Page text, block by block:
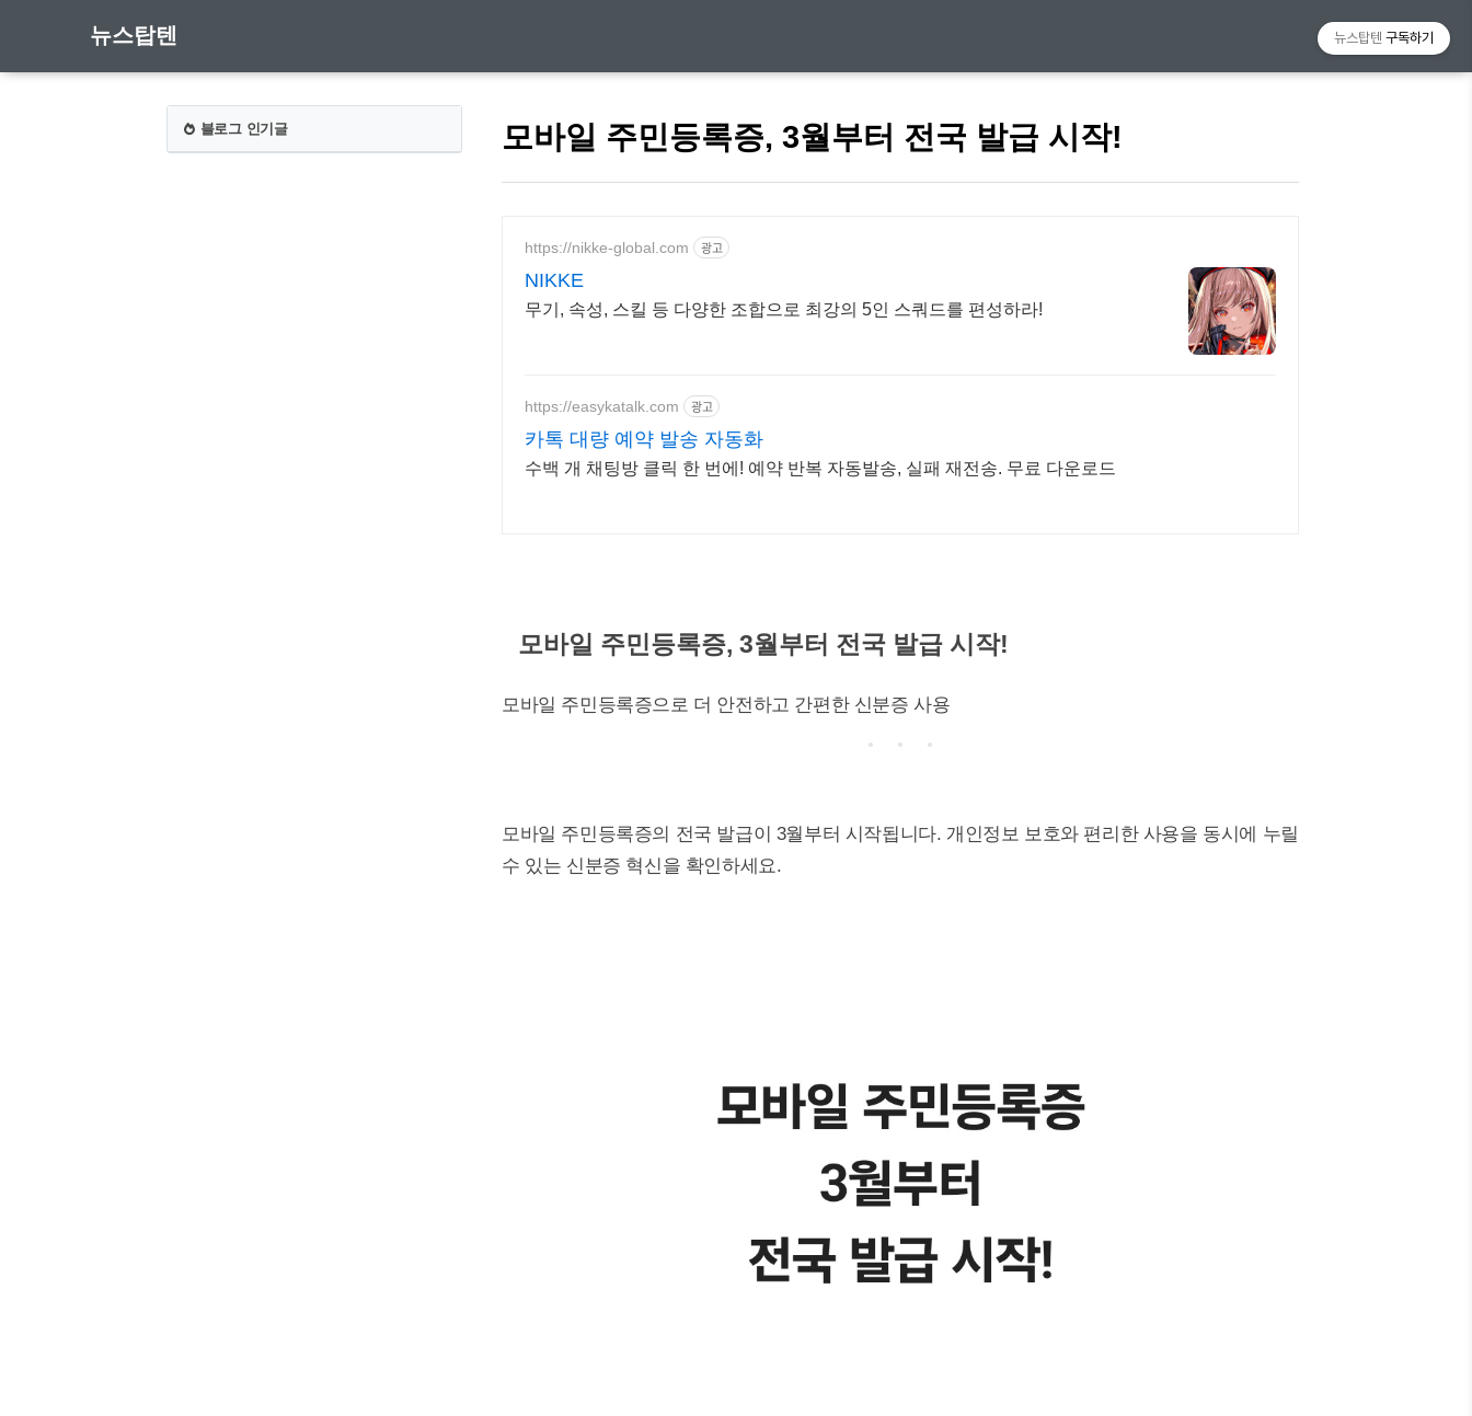
뉴스탑텐
모바일 주민등록증, 3월부터 전국 발급 시작!
https://nikke-global.com 광고
NIKKE
무기, 속성, 스킬 등 다양한 조합으로 최강의 5인 스쿼드를 편성하라!
https://easykatalk.com 광고
카톡 대량 예약 발송 자동화
수백 개 채팅방 클릭 한 번에! 예약 반복 자동발송, 실패 재전송. 무료 다운로드
모바일 주민등록증, 3월부터 전국 발급 시작!
모바일 주민등록증으로 더 안전하고 간편한 신분증 사용
모바일 주민등록증의 전국 발급이 3월부터 시작됩니다. 개인정보 보호와 편리한 사용을 동시에 누릴
수 있는 신분증 혁신을 확인하세요.
블로그 인기글
뉴스탑텐 구독하기